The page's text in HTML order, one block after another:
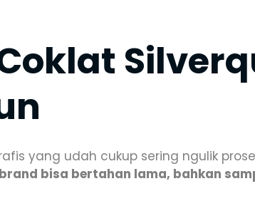
yang udah cukup sering ngulik
bisa bertahan lama, bahkan